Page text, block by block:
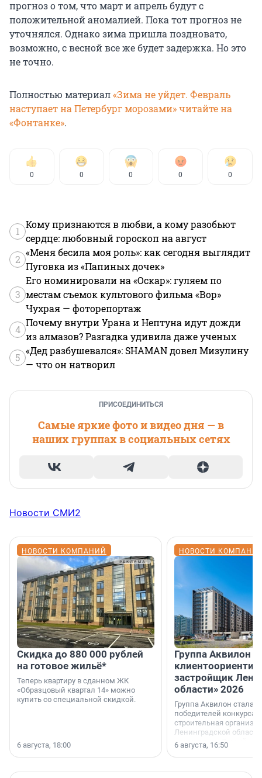
прогноз о том, что март и апрель будут с
положительной аномалией. Пока тот прогноз не
уточнялся. Однако зима пришла поздновато,
возможно, с весной все же будет задержка. Но это
не точно.
Полностью материал«Зима не уйдет. Февраль
наступает на Петербург морозами» читайте на
«Фонтанке».
0 0 0 0 0
1
Кому признаются в любви, а кому разобьют
сердце: любовный гороскоп на август
2
«Меня бесила моя роль»: как сегодня выглядит
Пуговка из «Папиных дочек»
3
Его номинировали на «Оскар»: гуляем по
местам съемок культового фильма «Вор»
Чухрая — фоторепортаж
4
Почему внутри Урана и Нептуна идут дожди
из алмазов? Разгадка удивила даже ученых
5
«Дед разбушевался»: SHAMAN довел Мизулину
— что он натворил
ПРИСОЕДИНИТЬСЯ
Самые яркие фото и видео дня — в
наших группах в социальных сетях
Новости СМИ2
НОВОСТИ КОМПАНИЙ
Скидка до 880 000 рублей
на готовое жильё*
Теперь квартиру в сданном ЖК
«Образцовый квартал 14» можно
купить со специальной скидкой.
6 августа, 18:00
НОВОСТИ
Группа Аквилон
застройщик
области» 2026
Группа Аквилон стала
победителей конкурса
строительная
Ленинградской области
номинации «Самый
застройщик
6 августа, 16:50